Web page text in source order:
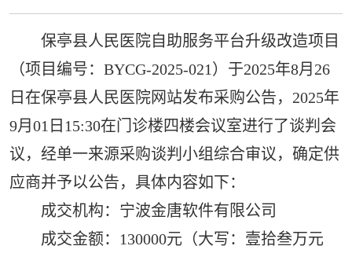
保亭县人民医院自助服务平台升级改造项目
（项目编号：BYCG-2025-021）于2025年8月26
日在保亭县人民医院网站发布采购公告，2025年
9月01日15:30在门诊楼四楼会议室进行了谈判会
议，经单一来源采购谈判小组综合审议，确定供
应商并予以公告，具体内容如下：
成交机构：宁波金唐软件有限公司
成交金额：130000元（大写：壹拾叁万元